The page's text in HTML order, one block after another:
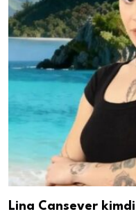
Lina Cansever